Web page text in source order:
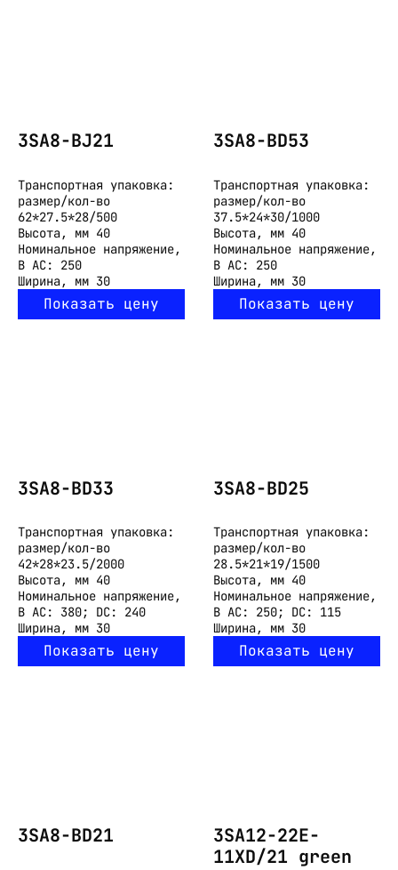
3SA8-BJ21
Транспортная упаковка:
размер/кол-во
62*27.5*28/500
Высота, мм 40
Номинальное напряжение,
В АС: 250
Ширина, мм 30
Показать цену
3SA8-BD53
Транспортная упаковка:
размер/кол-во
37.5*24*30/1000
Высота, мм 40
Номинальное напряжение,
В АС: 250
Ширина, мм 30
Показать цену
3SA8-BD33
Транспортная упаковка:
размер/кол-во
42*28*23.5/2000
Высота, мм 40
Номинальное напряжение,
В АС: 380; DС: 240
Ширина, мм 30
Показать цену
3SA8-BD25
Транспортная упаковка:
размер/кол-во
28.5*21*19/1500
Высота, мм 40
Номинальное напряжение,
В AC: 250; DC: 115
Ширина, мм 30
Показать цену
3SA8-BD21
3SA12-22E-
11XD/21 green